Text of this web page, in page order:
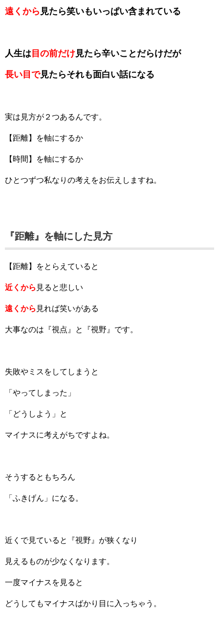
遠くから 見たら笑いもいっぱい含まれている
人生は 目の前だけ見たら辛いことだらけだが
長い目で見たらそれも面白い話になる
実は見方が２つあるんです。
【距離】を軸にするか
【時間】を軸にするか
ひとつずつ私なりの考えをお伝えしますね。
『距離』を軸にした見方
【距離】をとらえていると
近くから 見ると悲しい
遠くから 見れば笑いがある
大事なのは『視点』と『視野』です。
失敗やミスをしてしまうと
「やってしまった」
「どうしよう」と
マイナスに考えがちですよね。
そうするともちろん
「ふきげん」になる。
近くで見ていると『視野』が狭くなり
見えるものが少なくなります。
一度マイナスを見ると
どうしてもマイナスばかり目に入っちゃう。